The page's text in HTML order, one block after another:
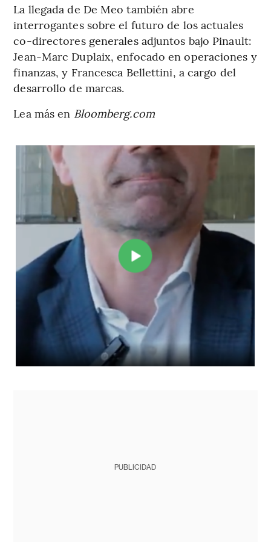
La llegada de De Meo también abre
interrogantes sobre el futuro de los actuales
co-directores generales adjuntos bajo Pinault:
Jean-Marc Duplaix, enfocado en operaciones y
finanzas, y Francesca Bellettini, a cargo del
desarrollo de marcas.
Lea más en Bloomberg.com
PUBLICIDAD